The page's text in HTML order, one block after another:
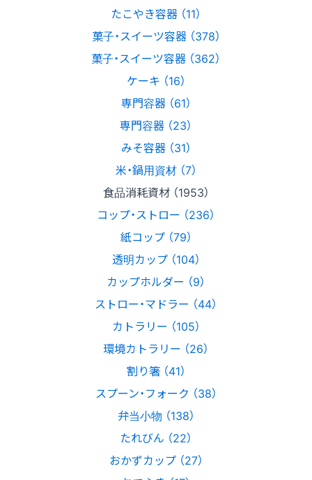
たこやき容器 （11）
菓子・スイーツ容器 （378）
菓子・スイーツ容器 （362）
ケーキ （16）
専門容器 （61）
専門容器 （23）
みそ容器 （31）
米・鍋用資材 （7）
食品消耗資材 （1953）
コップ・ストロー （236）
紙コップ （79）
透明カップ （104）
カップホルダー （9）
ストロー・マドラー （44）
カトラリー （105）
環境カトラリー （26）
割り箸 （41）
スプーン・フォーク （38）
弁当小物 （138）
たれびん （22）
おかずカップ （27）